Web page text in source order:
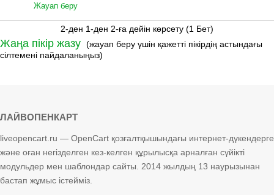
Жауап беру
2-ден 1-ден 2-ға дейін көрсету (1 Бет)
Жаңа пікір жазу (жауап беру үшін қажетті пікірдің астындағы
сілтемені пайдаланыңыз)
ЛАЙВОПЕНКАРТ
liveopencart.ru — OpenCart қозғалтқышындағы интернет-дүкендерге
және оған негізделген кез-келген құрылысқа арналған сүйікті
модульдер мен шаблондар сайты. 2014 жылдың 13 наурызынан
бастап жұмыс істейміз.